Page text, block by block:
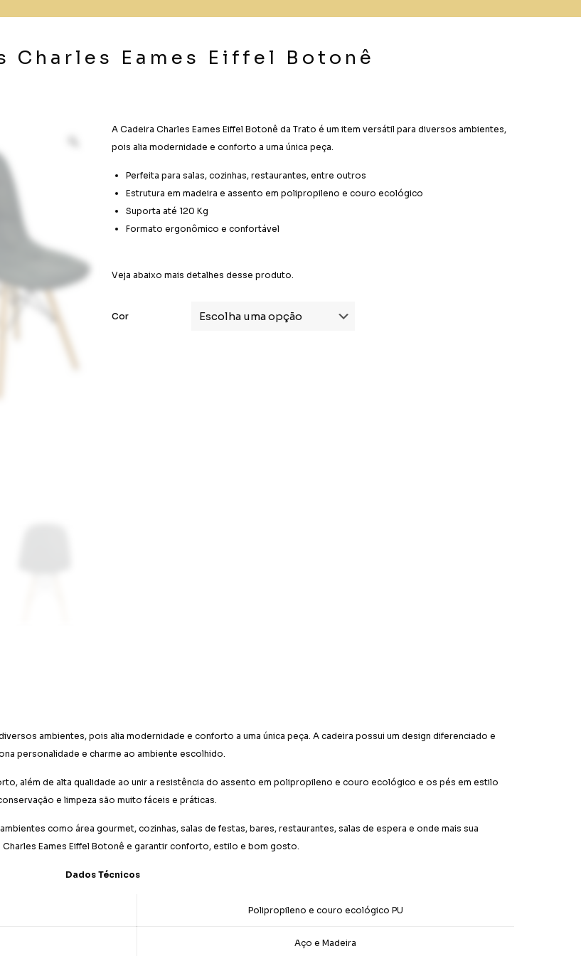
Charles Eames Eiffel Botonê
A Cadeira Charles Eames Eiffel Botonê da Trato é um item versátil para diversos ambientes,
pois alia modernidade e conforto a uma única peça.
Perfeita para salas, cozinhas, restaurantes, entre outros
Estrutura em madeira e assento em polipropileno e couro ecológico
Suporta até 120 Kg
Formato ergonômico e confortável
Veja abaixo mais detalhes desse produto.
Cor
ambientes, pois alia modernidade e conforto a uma única peça. A cadeira possui um design diferenciado e
personalidade e charme ao ambiente escolhido.
além de alta qualidade ao unir a resistência do assento em polipropileno e couro ecológico e os pés em estilo
e limpeza são muito fáceis e práticas.
como área gourmet, cozinhas, salas de festas, bares, restaurantes, salas de espera e onde mais sua
Eames Eiffel Botonê e garantir conforto, estilo e bom gosto.
Dados Técnicos
Polipropileno e couro ecológico PU
Aço e Madeira